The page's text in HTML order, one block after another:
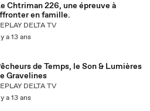
Chtriman 226, une épreuve à
en famille.
DELTA TV
a 13 ans
de Temps, le Son & Lumières
Gravelines
DELTA TV
a 13 ans